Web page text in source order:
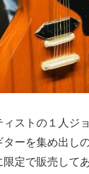
ストの１人ジ
ターを集め出し
限定で販売して